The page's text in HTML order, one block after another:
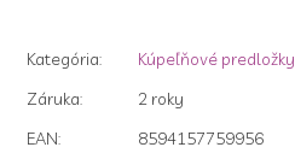
hviezdičiek.
Kategória:
Kúpeľňové predložky
Záruka:
2 roky
EAN:
8594157759956